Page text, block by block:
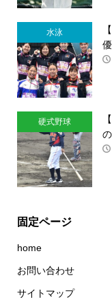
水泳
硬式野球
固定ページ
home
お問い合わせ
サイトマップ